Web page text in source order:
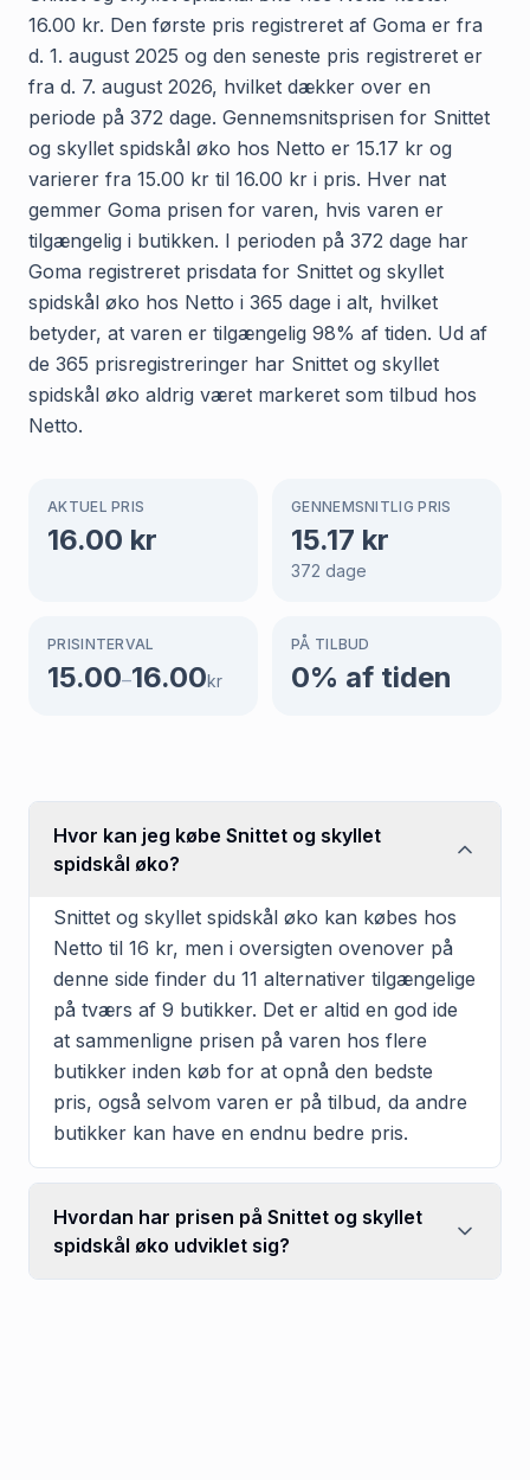
16.00 kr. Den første pris registreret af Goma er fra
d. 1. august 2025 og den seneste pris registreret er
fra d. 7. august 2026, hvilket dækker over en
periode på 372 dage. Gennemsnitsprisen for Snittet
og skyllet spidskål øko hos Netto er 15.17 kr og
varierer fra 15.00 kr til 16.00 kr i pris. Hver nat
gemmer Goma prisen for varen, hvis varen er
tilgængelig i butikken. I perioden på 372 dage har
Goma registreret prisdata for Snittet og skyllet
spidskål øko hos Netto i 365 dage i alt, hvilket
betyder, at varen er tilgængelig 98% af tiden. Ud af
de 365 prisregistreringer har Snittet og skyllet
spidskål øko aldrig været markeret som tilbud hos
Netto.
AKTUEL PRIS
16.00 kr
GENNEMSNITLIG PRIS
15.17 kr
372 dage
PRISINTERVAL
15.00–16.00kr
PÅ TILBUD
0% af tiden
Hvor kan jeg købe Snittet og skyllet
spidskål øko?
Snittet og skyllet spidskål øko kan købes hos
Netto til 16 kr, men i oversigten ovenover på
denne side finder du 11 alternativer tilgængelige
på tværs af 9 butikker. Det er altid en god ide
at sammenligne prisen på varen hos flere
butikker inden køb for at opnå den bedste
pris, også selvom varen er på tilbud, da andre
butikker kan have en endnu bedre pris.
Hvordan har prisen på Snittet og skyllet
spidskål øko udviklet sig?